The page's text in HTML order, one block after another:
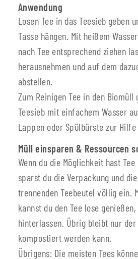
Anwendung
Losen Tee in das Teesieb geben
Tasse hängen. Mit heißem
nach Tee entsprechend ziehen
herausnehmen und auf dem
abstellen.
Zum Reinigen Tee in den Biomüll
Teesieb mit einfachem Wasser
Lappen oder Spülbürste zur Hilfe
Müll einsparen & Ressourcen
Wenn du die Möglichkeit hast
sparst du die Verpackung und
trennenden Teebeutel völlig ein.
kannst du den Tee lose
hinterlassen. Übrig bleibt nur
kompostiert werden kann.
Übrigens: Die meisten Tees